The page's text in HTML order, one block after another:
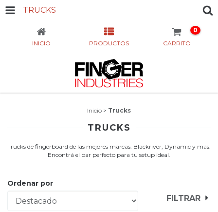
TRUCKS
INICIO PRODUCTOS CARRITO
0
Inicio > Trucks
TRUCKS
Trucks de fingerboard de las mejores marcas. Blackriver, Dynamic y más.
Encontrá el par perfecto para tu setup ideal.
Ordenar por
FILTRAR